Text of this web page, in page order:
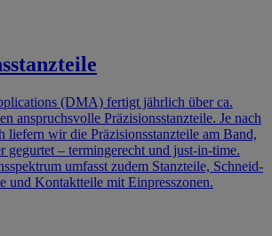
(DMA) fertigt jährlich über ca.
anspruchsvolle Präzisionsstanzteile. Je nach
liefern wir die Präzisionsstanzteile am Band,
gegurtet – termingerecht und just-in-time.
umfasst zudem Stanzteile, Schneid-
und Kontaktteile mit Einpresszonen.